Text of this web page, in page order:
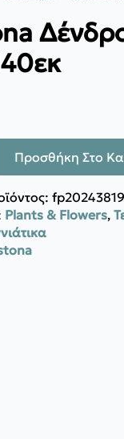
Προσθήκη Στο
fp20243819
Plants & Flowers,